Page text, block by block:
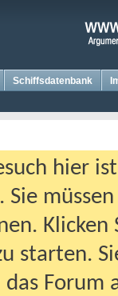
Schiffsdatenbank
hier
Sie
starten.
das